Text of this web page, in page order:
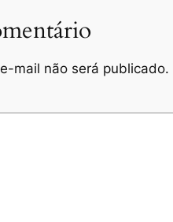
mail não será publicado.